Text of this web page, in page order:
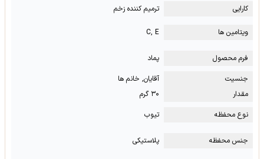
کارایی ترمیم کننده زخم
ویتامین ها C, E
فرم محصول
پماد
جنسیت
آقایان, خانم ها
مقدار
۳۰ گرم
نوع محفظه
تیوب
جنس محفظه پلاستیکی